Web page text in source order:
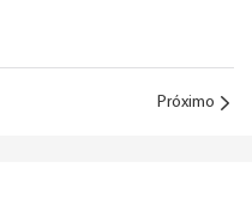
Próximo